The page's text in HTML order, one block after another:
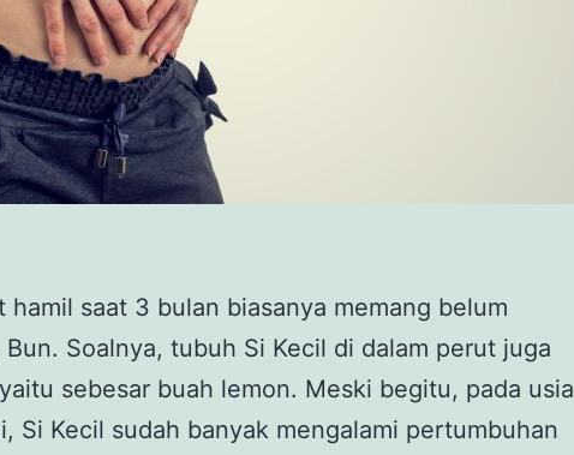
hamil saat 3 bulan biasanya memang belum
Soalnya, tubuh Si Kecil di dalam perut juga
sebesar buah lemon. Meski begitu, pada usia
Si Kecil sudah banyak mengalami pertumbuhan